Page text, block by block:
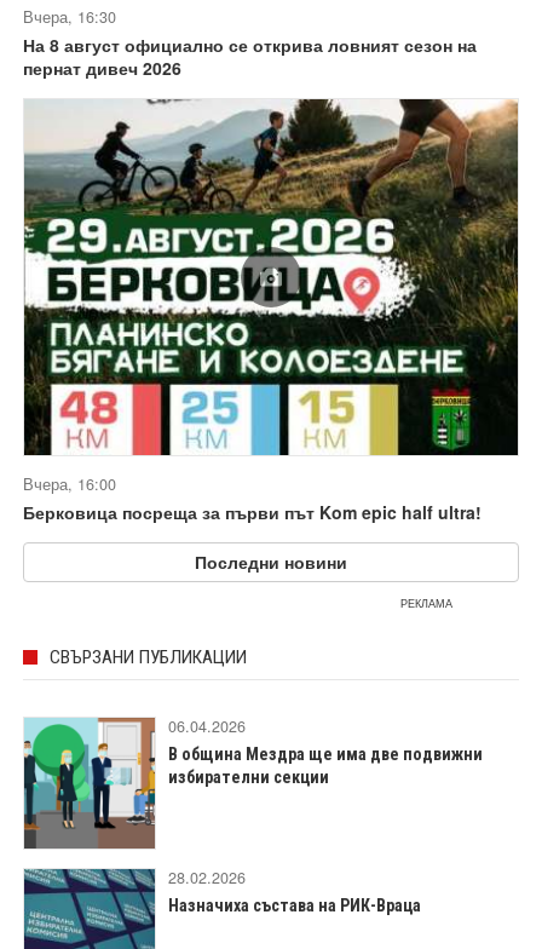
Вчера, 16:30
На 8 август официално се открива ловният сезон на
пернат дивеч 2026
Вчера, 16:00
Берковица посреща за първи път Kom epic half ultra!
Последни новини
РЕКЛАМА
СВЪРЗАНИ ПУБЛИКАЦИИ
06.04.2026
В община Мездра ще има две подвижни
избирателни секции
28.02.2026
Назначиха състава на РИК-Враца